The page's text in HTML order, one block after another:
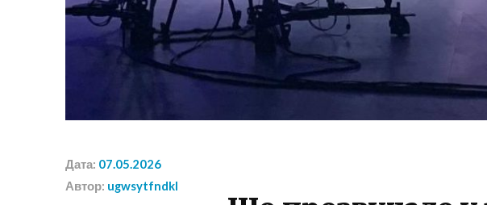
Дата: 07.05.2026
Автор: ugwsytfndkl